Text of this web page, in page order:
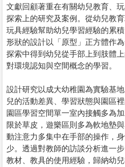
文獻回顧著重在有關幼兒教育、
探索上的研究及案例。從幼兒教
玩具經驗幫助幼兒學習經驗的累
形狀的設計以「原型」正方體作
探索中得到幼兒從手部上到肢體
對環境認知與空間概念的學習。
設計研究以成大幼稚園為實驗基
兒的活動差異、學習狀態與園區
園區學習空間單一室內接觸多為
限於草皮，遊樂區則多為軟地墊
動注意力多集中在手部的操作，
少。透過對教師的訪談分析進一
教材、教具的使用經驗，歸納幼